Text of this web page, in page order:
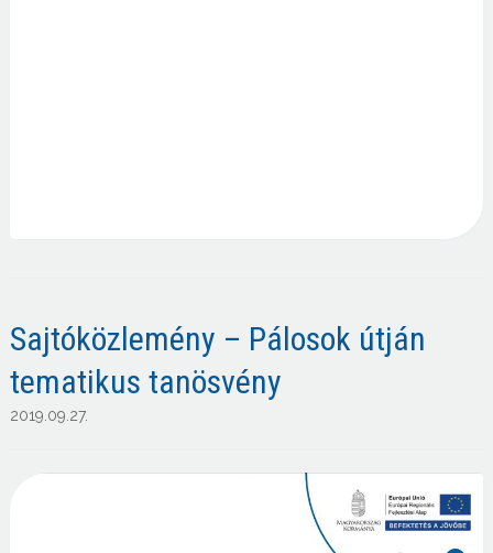
Sajtóközlemény – Pálosok útján
tematikus tanösvény
2019.09.27.